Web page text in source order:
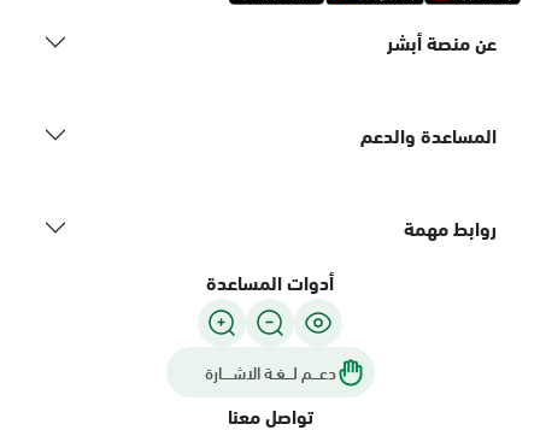
عن منصة أبشر
المساعدة والدعم
روابط مهمة
أدوات المساعدة
دعـــم لـــغـة الاشــــارة
تواصل معنا